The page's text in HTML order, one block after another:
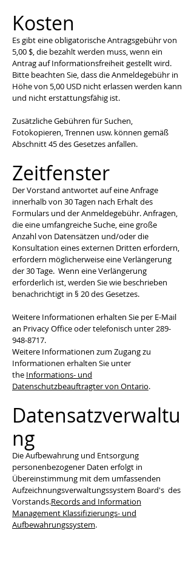
Kosten
Es gibt eine obligatorische Antragsgebühr von
5,00 $, die bezahlt werden muss, wenn ein
Antrag auf Informationsfreiheit gestellt wird.
Bitte beachten Sie, dass die Anmeldegebühr in
Höhe von 5,00 USD nicht erlassen werden kann
und nicht erstattungsfähig ist.
Zusätzliche Gebühren für Suchen,
Fotokopieren, Trennen usw. können gemäß
Abschnitt 45 des Gesetzes anfallen.
Zeitfenster
Der Vorstand antwortet auf eine Anfrage
innerhalb von 30 Tagen nach Erhalt des
Formulars und der Anmeldegebühr. Anfragen,
die eine umfangreiche Suche, eine große
Anzahl von Datensätzen und/oder die
Konsultation eines externen Dritten erfordern,
erfordern möglicherweise eine Verlängerung
der 30 Tage. Wenn eine Verlängerung
erforderlich ist, werden Sie wie beschrieben
benachrichtigt in § 20 des Gesetzes.
Weitere Informationen erhalten Sie per E-Mail
an Privacy Office oder telefonisch unter289-
948-8717.
Weitere Informationen zum Zugang zu
Informationen erhalten Sie unter
the Informations- und
Datenschutzbeauftragter von Ontario.
Datensatzverwaltu
ng
Die Aufbewahrung und Entsorgung
personenbezogener Daten erfolgt in
Übereinstimmung mit dem umfassenden
Aufzeichnungsverwaltungssystem Board's des
Vorstands.Records and Information
Management Klassifizierungs- und
Aufbewahrungssystem.